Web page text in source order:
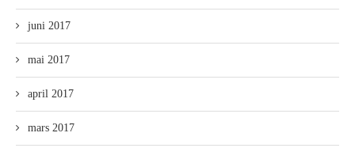
juni 2017
mai 2017
april 2017
mars 2017